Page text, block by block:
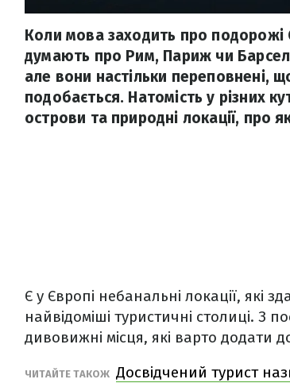
Коли мова заходить про подорожі
думають про Рим, Париж чи
але вони настільки переповнені,
подобається. Натомість у різних
острови та природні локації, про
Є у Європі небанальні локації, які
найвідоміші туристичні столиці. З
дивовижні місця, які варто додати
ЧИТАЙТЕ ТАКОЖ Досвідчений турист